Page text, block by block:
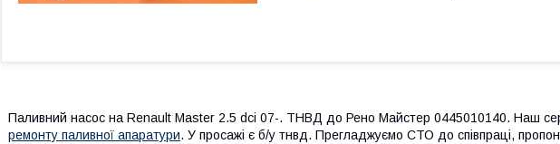
Паливний насос на Renault Master 2.5 dci 07-. ТНВД до Рено Майстер 0445010140. Наш
ремонту паливної апаратури. У просажі є б/у тнвд. Прегладжуємо СТО до співпраці,